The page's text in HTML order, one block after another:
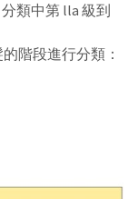
類中第 lla 級到
階段進行分類：